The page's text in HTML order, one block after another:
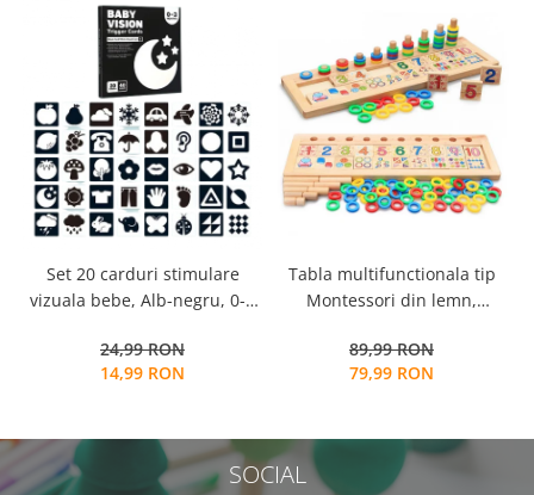
Set 20 carduri stimulare
vizuala bebe, Alb-negru, 0-3
24,99 RON
14,99 RON
Tabla multifunctionala tip
Montessori din lemn,
multicolore pt cantitate,
numere si operatiuni
89,99 RON
79,99 RON
SOCIAL